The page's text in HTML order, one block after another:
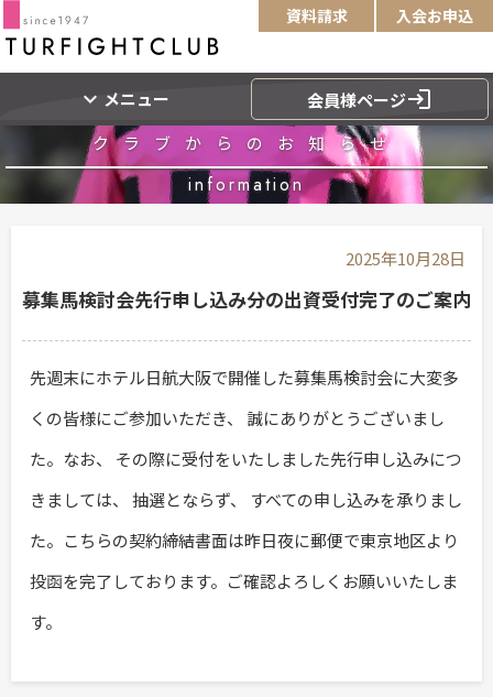
資料請求 入会お申込
expand_more メニュー 会員様ページlogin
クラブからのお知らせ
information
2025年10月28日
募集馬検討会先行申し込み分の出資受付完了のご案内
先週末にホテル日航大阪で開催した募集馬検討会に大変多
くの皆様にご参加いただき、 誠にありがとうございまし
た。なお、 その際に受付をいたしました先行申し込みにつ
きましては、 抽選とならず、 すべての申し込みを承りまし
た。こちらの契約締結書面は昨日夜に郵便で東京地区より
投函を完了しております。ご確認よろしくお願いいたしま
す。